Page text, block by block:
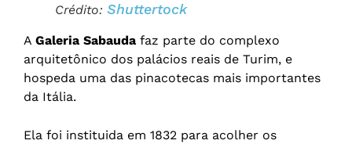
Crédito: Shuttertock
A Galeria Sabauda faz parte do complexo
arquitetônico dos palácios reais de Turim, e
hospeda uma das pinacotecas mais importantes
da Itália.
Ela foi instituida em 1832 para acolher os